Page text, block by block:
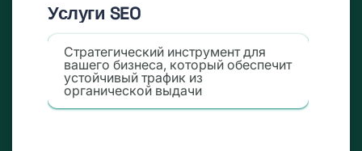
Услуги SEO
Cтратегический инструмент для
вашего бизнеса, который обеспечит
устойчивый трафик из
органической выдачи